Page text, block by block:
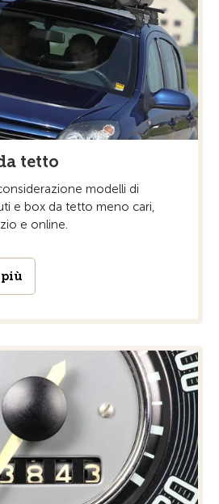
tetto
modelli di
e box da tetto meno cari,
e online.
più